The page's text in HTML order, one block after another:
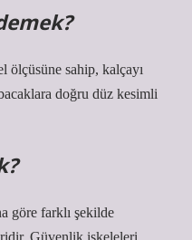
ölçüsüne sahip, kalçayı
doğru düz kesimli
göre farklı şekilde
Güvenlik iskeleleri,